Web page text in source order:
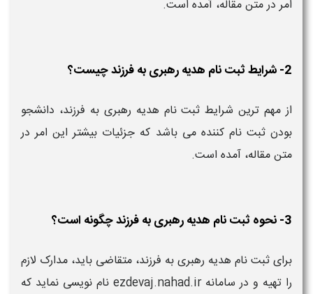
امر در متن مقاله، آمده است.
2- شرایط ثبت نام هدیه رهبری به فرزند چیست؟
از مهم ترین شرایط ثبت نام هدیه رهبری به فرزند، دانشجو
بودن ثبت نام کننده می باشد که جزئیات بیشتر این امر در
متن مقاله، آمده است.
3- نحوه ثبت نام هدیه رهبری به فرزند چگونه است؟
برای ثبت نام هدیه رهبری به فرزند، متقاضی باید، مدارک لازم
را تهیه و در سامانه ezdevaj.nahad.ir نام نویسی نماید که